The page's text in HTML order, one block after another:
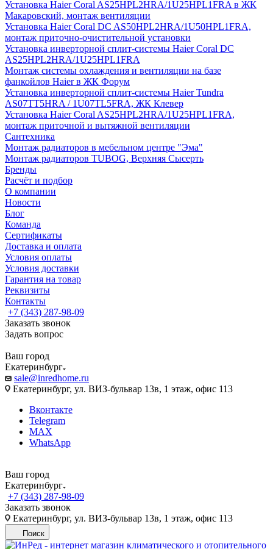
Установка Haier Coral AS25HPL2HRA/1U25HPL1FRA в ЖК
Макаровский, монтаж вентиляции
Установка Haier Coral DC AS50HPL2HRA/1U50HPL1FRA,
монтаж приточно-очистительной установки
Установка инверторной сплит-системы Haier Coral DC
AS25HPL2HRA/1U25HPL1FRA
Монтаж системы охлаждения и вентиляции на базе
фанкойлов Haier в ЖК Форум
Установка инверторной сплит-системы Haier Tundra
AS07TT5HRA / 1U07TL5FRA, ЖК Клевер
Установка Haier Coral AS25HPL2HRA/1U25HPL1FRA,
монтаж приточной и вытяжной вентиляции
Сантехника
Монтаж радиаторов в мебельном центре "Эма"
Монтаж радиаторов TUBOG, Верхняя Сысерть
Бренды
Расчёт и подбор
О компании
Новости
Блог
Команда
Сертификаты
Доставка и оплата
Условия оплаты
Условия доставки
Гарантия на товар
Реквизиты
Контакты
+7 (343) 287-98-09
Заказать звонок
Задать вопрос
Ваш город
Екатеринбург
sale@inredhome.ru
Екатеринбург, ул. ВИЗ-бульвар 13в, 1 этаж, офис 113
Вконтакте
Telegram
MAX
WhatsApp
Ваш город
Екатеринбург
+7 (343) 287-98-09
Заказать звонок
Екатеринбург, ул. ВИЗ-бульвар 13в, 1 этаж, офис 113
Поиск